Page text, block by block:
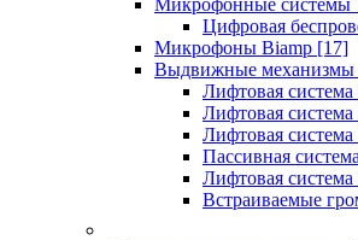
Микрофонные системы
Цифровая
Микрофоны Biamp [17]
Выдвижные механизмы
Лифтовая
Лифтовая
Лифтовая
Пассивная
Лифтовая
Встраиваемые